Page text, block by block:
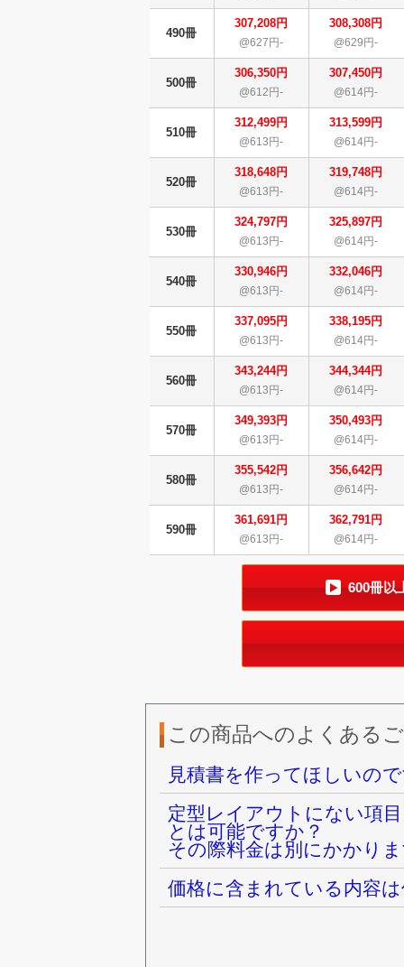
490冊
307,208円
@627円-
308,308円
@629円-
500冊
306,350円
@612円-
307,450円
@614円-
510冊
312,499円
@613円-
313,599円
@614円-
520冊
318,648円
@613円-
319,748円
@614円-
530冊
324,797円
@613円-
325,897円
@614円-
540冊
330,946円
@613円-
332,046円
@614円-
550冊
337,095円
@613円-
338,195円
@614円-
560冊
343,244円
@613円-
344,344円
@614円-
570冊
349,393円
@613円-
350,493円
@614円-
580冊
355,542円
@613円-
356,642円
@614円-
590冊
361,691円
@613円-
362,791円
@614円-
600冊以
この商品へのよくある
見積書を作ってほしいの
定型レイアウトにない項
とは可能ですか？
その際料金は別にかかり
価格に含まれている内容